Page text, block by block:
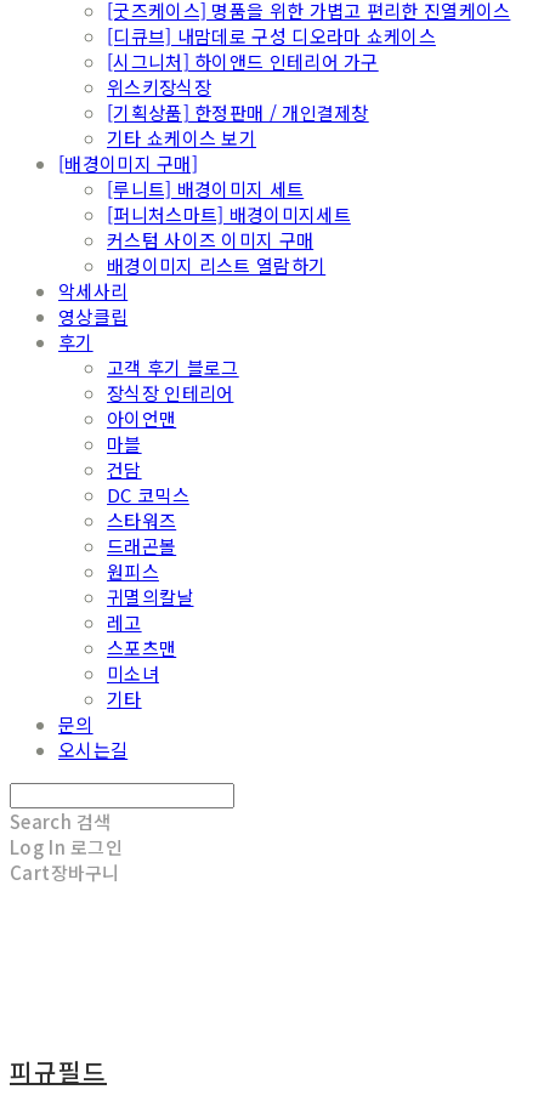
[굿즈케이스] 명품을 위한 가볍고 편리한 진열케이스
[디큐브] 내맘데로 구성 디오라마 쇼케이스
[시그니처] 하이앤드 인테리어 가구
위스키장식장
[기획상품] 한정판매 / 개인결제창
기타 쇼케이스 보기
[배경이미지 구매]
[루니트] 배경이미지 세트
[퍼니처스마트] 배경이미지세트
커스텀 사이즈 이미지 구매
배경이미지 리스트 열람하기
악세사리
영상클립
후기
고객 후기 블로그
장식장 인테리어
아이언맨
마블
건담
DC 코믹스
스타워즈
드래곤볼
원피스
귀멸의칼날
레고
스포츠맨
미소녀
기타
문의
오시는길
Search 검색
Log In 로그인
Cart장바구니
피규필드